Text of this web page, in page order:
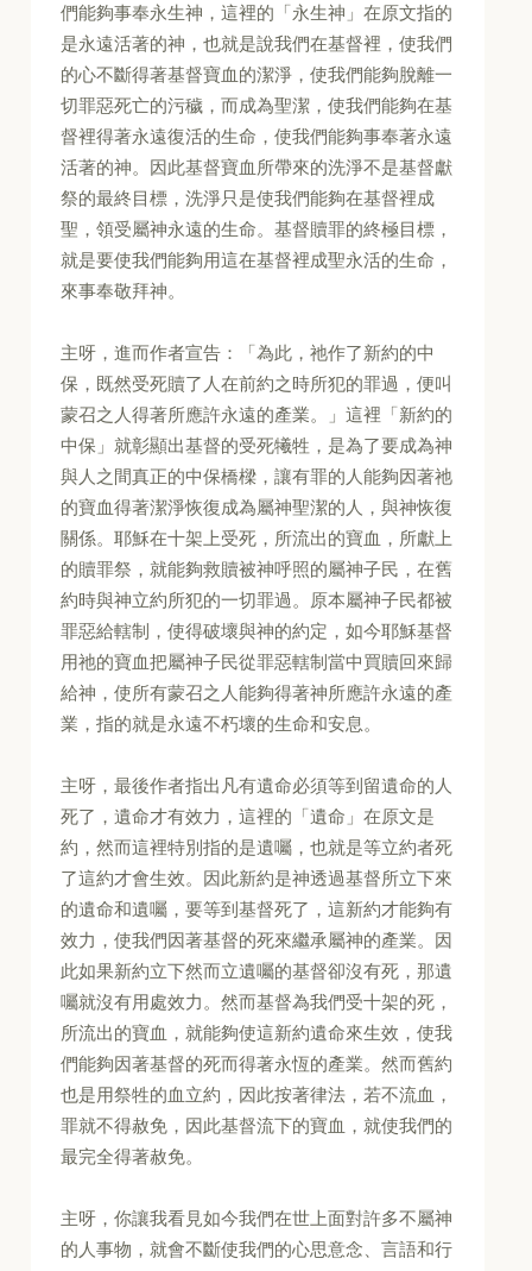
們能夠事奉永生神，這裡的「永生神」在原文指的
是永遠活著的神，也就是說我們在基督裡，使我們
的心不斷得著基督寶血的潔淨，使我們能夠脫離一
切罪惡死亡的污穢，而成為聖潔，使我們能夠在基
督裡得著永遠復活的生命，使我們能夠事奉著永遠
活著的神。因此基督寶血所帶來的洗淨不是基督獻
祭的最終目標，洗淨只是使我們能夠在基督裡成
聖，領受屬神永遠的生命。基督贖罪的終極目標，
就是要使我們能夠用這在基督裡成聖永活的生命，
來事奉敬拜神。
主呀，進而作者宣告：「為此，祂作了新約的中
保，既然受死贖了人在前約之時所犯的罪過，便叫
蒙召之人得著所應許永遠的產業。」這裡「新約的
中保」就彰顯出基督的受死犧牲，是為了要成為神
與人之間真正的中保橋樑，讓有罪的人能夠因著祂
的寶血得著潔淨恢復成為屬神聖潔的人，與神恢復
關係。耶穌在十架上受死，所流出的寶血，所獻上
的贖罪祭，就能夠救贖被神呼照的屬神子民，在舊
約時與神立約所犯的一切罪過。原本屬神子民都被
罪惡給轄制，使得破壞與神的約定，如今耶穌基督
用祂的寶血把屬神子民從罪惡轄制當中買贖回來歸
給神，使所有蒙召之人能夠得著神所應許永遠的產
業，指的就是永遠不朽壞的生命和安息。
主呀，最後作者指出凡有遺命必須等到留遺命的人
死了，遺命才有效力，這裡的「遺命」在原文是
約，然而這裡特別指的是遺囑，也就是等立約者死
了這約才會生效。因此新約是神透過基督所立下來
的遺命和遺囑，要等到基督死了，這新約才能夠有
效力，使我們因著基督的死來繼承屬神的產業。因
此如果新約立下然而立遺囑的基督卻沒有死，那遺
囑就沒有用處效力。然而基督為我們受十架的死，
所流出的寶血，就能夠使這新約遺命來生效，使我
們能夠因著基督的死而得著永恆的產業。然而舊約
也是用祭牲的血立約，因此按著律法，若不流血，
罪就不得赦免，因此基督流下的寶血，就使我們的
最完全得著赦免。
主呀，你讓我看見如今我們在世上面對許多不屬神
的人事物，就會不斷使我們的心思意念、言語和行